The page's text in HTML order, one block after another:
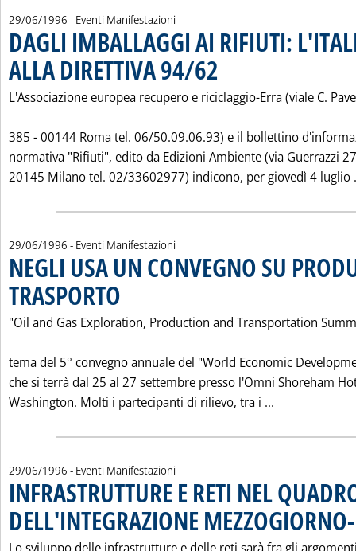
29/06/1996 - Eventi Manifestazioni
DAGLI IMBALLAGGI AI RIFIUTI:
ALLA DIRETTIVA 94/62
L'Associazione europea recupero e riciclaggio-Erra (viale C.
385 - 00144 Roma tel. 06/50.09.06.93) e il bollettino
normativa "Rifiuti", edito da Edizioni Ambiente (via Guerrazzi
20145 Milano tel. 02/33602977) indicono, per giovedì 4 luglio
29/06/1996 - Eventi Manifestazioni
NEGLI USA UN CONVEGNO SU
TRASPORTO
"Oil and Gas Exploration, Production and Transportation
tema del 5° convegno annuale del "World Economic
che si terrà dal 25 al 27 settembre presso l'Omni Shoreham
Washington. Molti i partecipanti di rilievo, tra i ...
29/06/1996 - Eventi Manifestazioni
INFRASTRUTTURE E RETI NEL
DELL'INTEGRAZIONE